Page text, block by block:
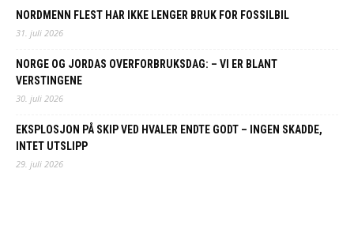
NORDMENN FLEST HAR IKKE LENGER BRUK FOR FOSSILBIL
31. juli 2026
NORGE OG JORDAS OVERFORBRUKSDAG: – VI ER BLANT
VERSTINGENE
30. juli 2026
EKSPLOSJON PÅ SKIP VED HVALER ENDTE GODT – INGEN SKADDE,
INTET UTSLIPP
29. juli 2026